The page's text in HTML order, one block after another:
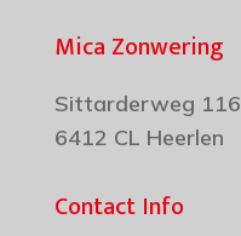
Mica Zonwering
Sittarderweg 116
6412 CL Heerlen
Contact Info